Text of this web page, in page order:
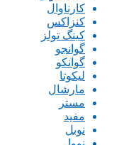
کارناوال
کنزاکس
کینگ تولز
گوانجو
گوانکو
لیکوتا
مارشال
مستر
مفید
نوبل